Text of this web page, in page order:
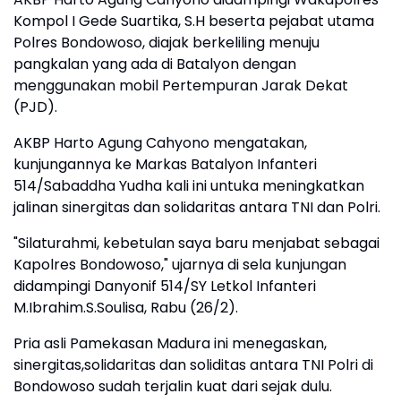
Kompol I Gede Suartika, S.H beserta pejabat utama
Polres Bondowoso, diajak berkeliling menuju
pangkalan yang ada di Batalyon dengan
menggunakan mobil Pertempuran Jarak Dekat
(PJD).
AKBP Harto Agung Cahyono mengatakan,
kunjungannya ke Markas Batalyon Infanteri
514/Sabaddha Yudha kali ini untuka meningkatkan
jalinan sinergitas dan solidaritas antara TNI dan Polri.
"Silaturahmi, kebetulan saya baru menjabat sebagai
Kapolres Bondowoso," ujarnya di sela kunjungan
didampingi Danyonif 514/SY Letkol Infanteri
M.Ibrahim.S.Soulisa, Rabu (26/2).
Pria asli Pamekasan Madura ini menegaskan,
sinergitas,solidaritas dan soliditas antara TNI Polri di
Bondowoso sudah terjalin kuat dari sejak dulu.